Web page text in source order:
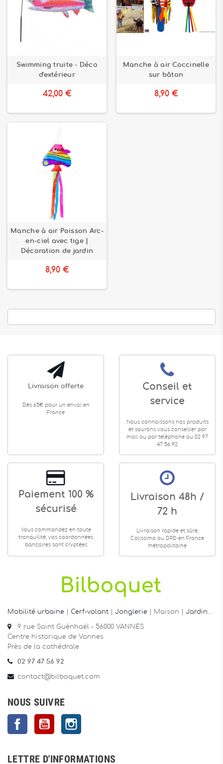
Swimming truite - Déco
d'extérieur
42,00 €
Manche à air Coccinelle
sur bâton
8,90 €
Manche à air Poisson Arc-
en-ciel avec tige |
Décoration de jardin
8,90 €
Livraison offerte
Dès 65€ pour un envoi en
France
Conseil et
service
Nous connaissons nos produits
et saurons vous conseiller par
mail ou par téléphone au 02 97
47 56 92
Paiement 100 %
sécurisé
Vous commandez en toute
tranquilité, vos coordonnées
bancaires sont cryptées
Livraison 48h /
72 h
Livraison rapide et sûre,
Colissimo ou DPD en France
métropolitaine
Mobilité urbaine Cerf-volant Jonglerie | Maison | Jardin
9 rue Saint Guénhaël - 56000 VANNES
Centre historique de Vannes
Près de la cathédrale
02 97 47 56 92
contact@bilboquet.com
NOUS SUIVRE
FacebookYouTube
LETTRE D'INFORMATIONS